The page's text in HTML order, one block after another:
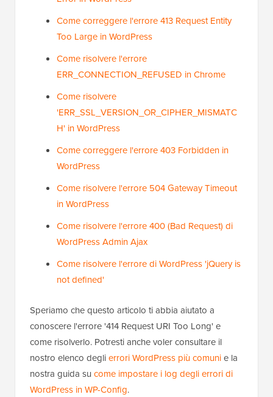
Come correggere l'errore 413 Request Entity
Too Large in WordPress
Come risolvere l'errore
ERR_CONNECTION_REFUSED in Chrome
Come risolvere
'ERR_SSL_VERSION_OR_CIPHER_MISMATC
H' in WordPress
Come correggere l'errore 403 Forbidden in
WordPress
Come risolvere l'errore 504 Gateway Timeout
in WordPress
Come risolvere l'errore 400 (Bad Request) di
WordPress Admin Ajax
Come risolvere l'errore di WordPress 'jQuery is
not defined'
Speriamo che questo articolo ti abbia aiutato a
conoscere l'errore '414 Request URI Too Long' e
come risolverlo. Potresti anche voler consultare il
nostro elenco deglierrori WordPress più comunie la
nostra guida su come impostare i log degli errori di
WordPress in WP-Config.